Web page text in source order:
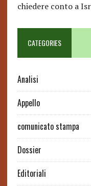
chiedere conto a
CATEGORIES
Analisi
Appello
comunicato stampa
Dossier
Editoriali